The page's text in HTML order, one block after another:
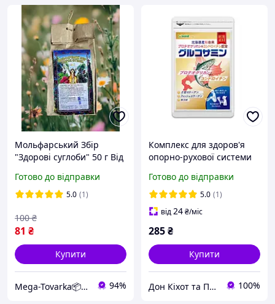
Мольфарський Збір
"Здорові суглоби" 50 г Від
остеохондрозу та
запалень
Готово до відправки
5.0 (1)
81 ₴
100 ₴
Купити
Mega-Tovarka📦💙💛 94%
Комплекс для здоров'я
опорно-рухової системи
місяць прийому
Готово до відправки
5.0 (1)
від24₴/міс
285₴
Купити
Дон Кіхот та Попелюшка 100%